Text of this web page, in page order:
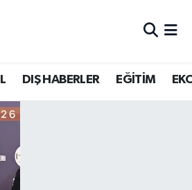
DIŞ HABERLER EĞİTİM